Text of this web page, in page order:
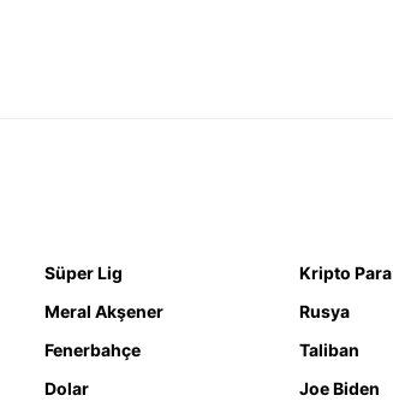
Süper Lig
Meral Akşener
Fenerbahçe
Dolar
Kripto Para
Rusya
Taliban
Joe Biden